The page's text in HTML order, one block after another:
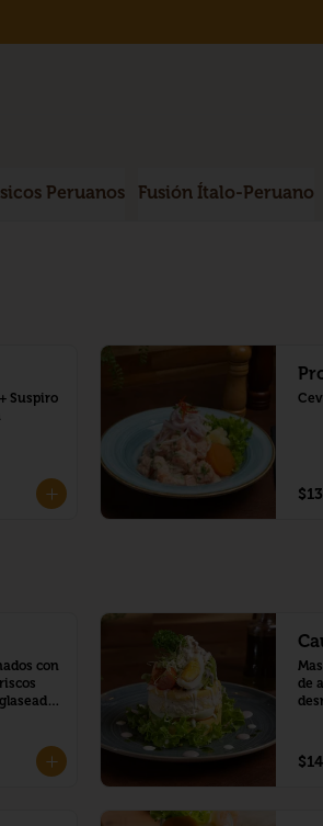
Peruanos Fusión Ítalo-Peruano
Suspiro
con
de